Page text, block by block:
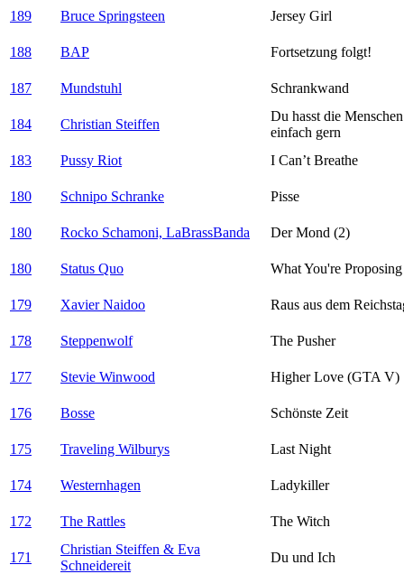
189 Bruce Springsteen Jersey Girl
188 BAP Fortsetzung folgt!
187 Mundstuhl Schrankwand
184 Christian Steiffen
Du hasst die Menschen
einfach gern
183
Pussy Riot I Can’t Breathe
180 Schnipo Schranke Pisse
180 Rocko Schamoni, LaBrassBanda Der Mond (2)
180 Status Quo What You're Proposing
179 Xavier Naidoo Raus aus dem
178 Steppenwolf The Pusher
177 Stevie Winwood Higher Love (GTA V)
176 Bosse Schönste Zeit
175 Traveling Wilburys Last Night
174 Westernhagen Ladykiller
172 The Rattles The Witch
171
Christian Steiffen & Eva
Schneidereit
Du und Ich